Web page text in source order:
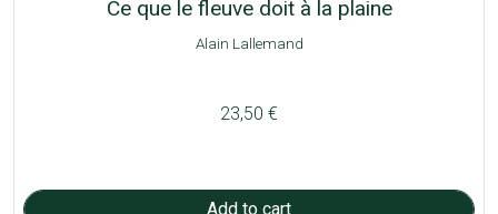
Ce que le fleuve doit à la plaine
Alain Lallemand
23,50 €